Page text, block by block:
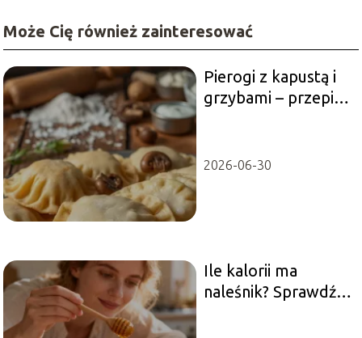
Może Cię również zainteresować
Pierogi z kapustą i
grzybami – przepis
2026-06-30
Ile kalorii ma
naleśnik? Sprawdź